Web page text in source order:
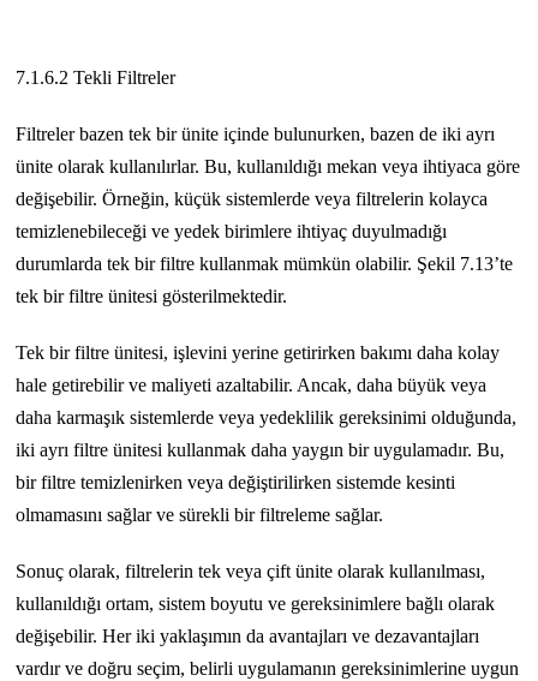
7.1.6.2 Tekli Filtreler
Filtreler bazen tek bir ünite içinde bulunurken, bazen de iki ayrı
ünite olarak kullanılırlar. Bu, kullanıldığı mekan veya ihtiyaca göre
değişebilir. Örneğin, küçük sistemlerde veya filtrelerin kolayca
temizlenebileceği ve yedek birimlere ihtiyaç duyulmadığı
durumlarda tek bir filtre kullanmak mümkün olabilir. Şekil 7.13’te
tek bir filtre ünitesi gösterilmektedir.
Tek bir filtre ünitesi, işlevini yerine getirirken bakımı daha kolay
hale getirebilir ve maliyeti azaltabilir. Ancak, daha büyük veya
daha karmaşık sistemlerde veya yedeklilik gereksinimi olduğunda,
iki ayrı filtre ünitesi kullanmak daha yaygın bir uygulamadır. Bu,
bir filtre temizlenirken veya değiştirilirken sistemde kesinti
olmamasını sağlar ve sürekli bir filtreleme sağlar.
Sonuç olarak, filtrelerin tek veya çift ünite olarak kullanılması,
kullanıldığı ortam, sistem boyutu ve gereksinimlere bağlı olarak
değişebilir. Her iki yaklaşımın da avantajları ve dezavantajları
vardır ve doğru seçim, belirli uygulamanın gereksinimlerine uygun